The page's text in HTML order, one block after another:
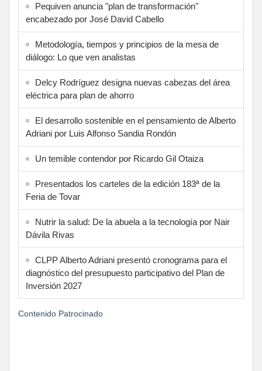
Pequiven anuncia "plan de transformación"
encabezado por José David Cabello
Metodología, tiempos y principios de la mesa de
diálogo: Lo que ven analistas
Delcy Rodríguez designa nuevas cabezas del área
eléctrica para plan de ahorro
El desarrollo sostenible en el pensamiento de Alberto
Adriani por Luis Alfonso Sandia Rondón
Un temible contendor por Ricardo Gil Otaiza
Presentados los carteles de la edición 183ª de la
Feria de Tovar
Nutrir la salud: De la abuela a la tecnología por Nair
Dávila Rivas
CLPP Alberto Adriani presentó cronograma para el
diagnóstico del presupuesto participativo del Plan de
Inversión 2027
Contenido Patrocinado